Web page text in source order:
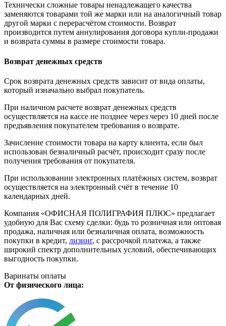
Технически сложные товары ненадлежащего качества
заменяются товарами той же марки или на аналогичный товар
другой марки с перерасчётом стоимости. Возврат
производится путем аннулирования договора купли-продажи
и возврата суммы в размере стоимости товара.
Возврат денежных средств
Срок возврата денежных средств зависит от вида оплаты,
который изначально выбрал покупатель.
При наличном расчете возврат денежных средств
осуществляется на кассе не позднее через через 10 дней после
предъявления покупателем требования о возврате.
Зачисление стоимости товара на карту клиента, если был
использован безналичный расчёт, происходит сразу после
получения требования от покупателя.
При использовании электронных платёжных систем, возврат
осуществляется на электронный счёт в течение 10
календарных дней.
Компания «ОФИСНАЯ ПОЛИГРАФИЯ ПЛЮС» предлагает
удобную для Вас схему сделки: будь то розничная или оптовая
продажа, наличная или безналичная оплата, возможность
покупки в кредит, лизинг, с рассрочкой платежа, а также
широкий спектр дополнительных условий, обеспечивающих
выгодность покупки.
Варинаты оплаты
От физического лица: